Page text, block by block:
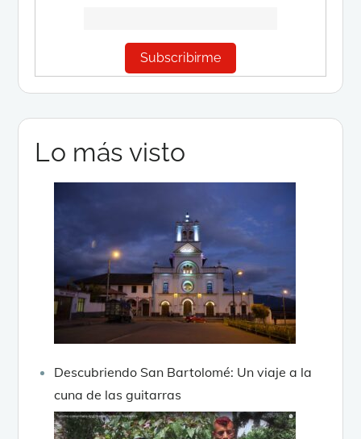
Lo más visto
Descubriendo San Bartolomé: Un viaje a la
cuna de las guitarras